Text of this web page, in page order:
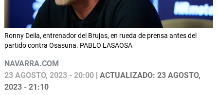
Ronny Deila, entrenador del Brujas, en rueda de prensa antes del
partido contra Osasuna. PABLO LASAOSA
NAVARRA.COM
23 AGOSTO, 2023 - 20:00 | ACTUALIZADO: 23 AGOSTO,
2023 - 21:10